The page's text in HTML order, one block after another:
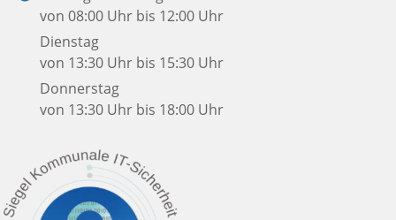
von 08:00 Uhr bis 12:00 Uhr
Dienstag
von 13:30 Uhr bis 15:30 Uhr
Donnerstag
von 13:30 Uhr bis 18:00 Uhr